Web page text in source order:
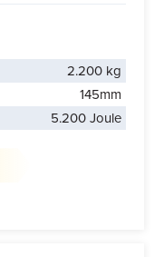
2.200 kg
145mm
5.200 Joule